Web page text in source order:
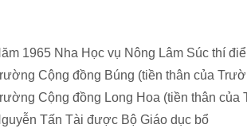
1965 Nha Học vụ Nông Lâm Súc thí
Cộng đồng Búng (tiền thân của
Cộng đồng Long Hoa (tiền thân của
Tấn Tài được Bộ Giáo dục bổ